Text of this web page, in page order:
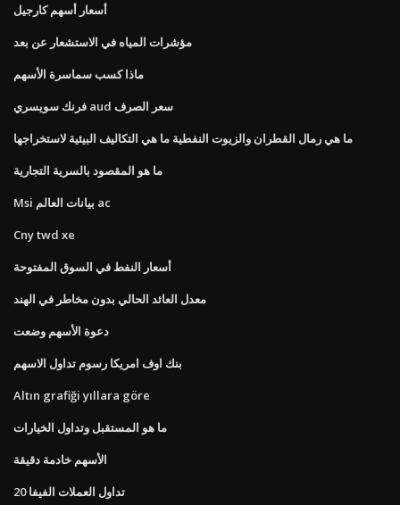
أسعار أسهم كارجيل
مؤشرات المياه في الاستشعار عن بعد
ماذا كسب سماسرة الأسهم
فرنك سويسري aud سعر الصرف
ما هي رمال القطران والزيوت النفطية ما هي التكاليف البيئية لاستخراجها
ما هو المقصود بالسرية التجارية
Msi بيانات العالم ac
Cny twd xe
أسعار النفط في السوق المفتوحة
معدل العائد الحالي بدون مخاطر في الهند
دعوة الأسهم وضعت
بنك اوف امريكا رسوم تداول الاسهم
Altın grafiği yıllara göre
ما هو المستقبل وتداول الخيارات
الأسهم خادمة دقيقة
تداول العملات الفيفا 20